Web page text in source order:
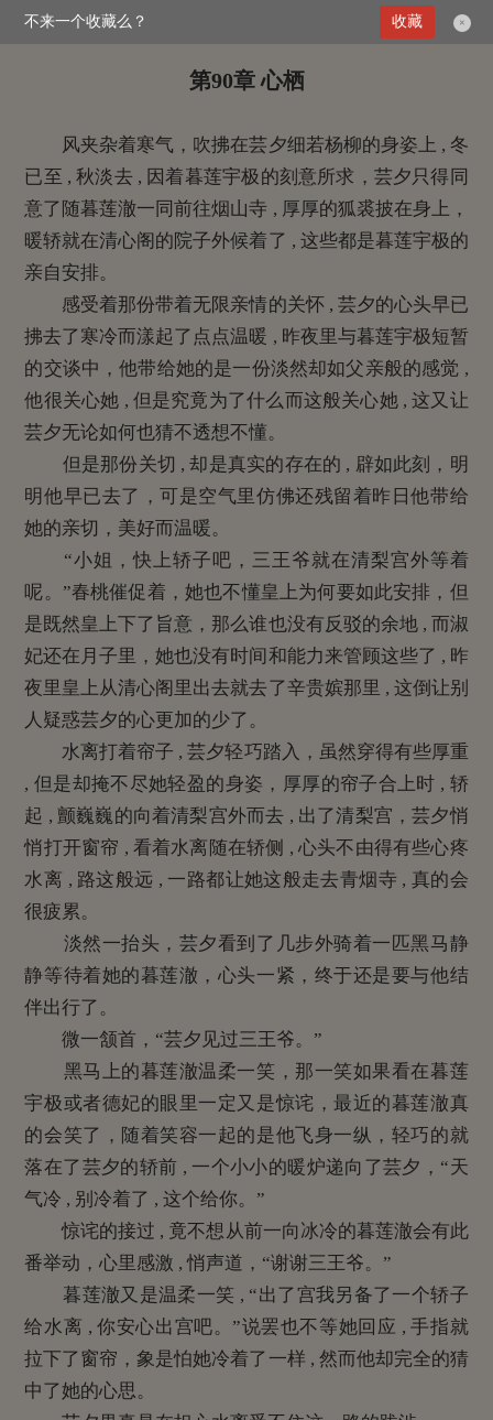
>媚倾天下：妖孽王爷别乱来 第90章 心栖
第90章 心栖
风夹杂着寒气，吹拂在芸夕细若杨柳的身姿上 , 冬
已至 , 秋淡去 , 因着暮莲宇极的刻意所求，芸夕只得同
意了随暮莲澈一同前往烟山寺 , 厚厚的狐裘披在身上，
暖轿就在清心阁的院子外候着了 , 这些都是暮莲宇极的
亲自安排。
感受着那份带着无限亲情的关怀 , 芸夕的心头早已
拂去了寒冷而漾起了点点温暖 , 昨夜里与暮莲宇极短暂
的交谈中，他带给她的是一份淡然却如父亲般的感觉 ,
他很关心她 , 但是究竟为了什么而这般关心她 , 这又让
芸夕无论如何也猜不透想不懂。
但是那份关切 , 却是真实的存在的 , 辟如此刻，明
明他早已去了，可是空气里仿佛还残留着昨日他带给
她的亲切，美好而温暖。
“小姐，快上轿子吧，三王爷就在清梨宫外等着
呢。”春桃催促着，她也不懂皇上为何要如此安排，但
是既然皇上下了旨意，那么谁也没有反驳的余地 , 而淑
妃还在月子里，她也没有时间和能力来管顾这些了 , 昨
夜里皇上从清心阁里出去就去了辛贵嫔那里 , 这倒让别
人疑惑芸夕的心更加的少了。
水离打着帘子 , 芸夕轻巧踏入，虽然穿得有些厚重
, 但是却掩不尽她轻盈的身姿，厚厚的帘子合上时 , 轿
起 , 颤巍巍的向着清梨宫外而去 , 出了清梨宫，芸夕悄
悄打开窗帘 , 看着水离随在轿侧 , 心头不由得有些心疼
水离 , 路这般远 , 一路都让她这般走去青烟寺 , 真的会
很疲累。
淡然一抬头，芸夕看到了几步外骑着一匹黑马静
静等待着她的暮莲澈，心头一紧，终于还是要与他结
伴出行了。
微一颔首，“芸夕见过三王爷。”
黑马上的暮莲澈温柔一笑，那一笑如果看在暮莲
宇极或者德妃的眼里一定又是惊诧，最近的暮莲澈真
的会笑了，随着笑容一起的是他飞身一纵，轻巧的就
落在了芸夕的轿前 , 一个小小的暖炉递向了芸夕，“天
气冷 , 别冷着了 , 这个给你。”
惊诧的接过 , 竟不想从前一向冰冷的暮莲澈会有此
番举动，心里感激 , 悄声道，“谢谢三王爷。”
暮莲澈又是温柔一笑 , “出了宫我另备了一个轿子
给水离 , 你安心出宫吧。”说罢也不等她回应 , 手指就
拉下了窗帘，象是怕她冷着了一样 , 然而他却完全的猜
中了她的心思。
不来一个收藏么？ ×
收藏